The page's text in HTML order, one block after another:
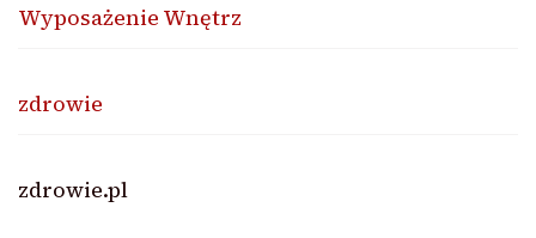
Wyposażenie Wnętrz
zdrowie
zdrowie.pl